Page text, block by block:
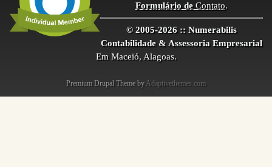
Formulário deContato.
© 2005-2026 :: Numerabilis
Contabilidade & Assessoria Empresarial
Em Maceió, Alagoas.
Premium Drupal Theme by Adaptivethemes.com